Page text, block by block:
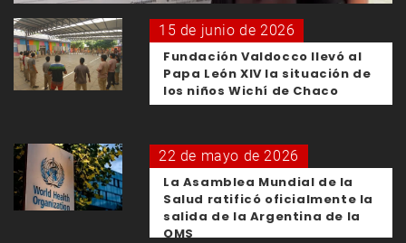
15 de junio de 2026
Fundación Valdocco llevó al
Papa León XIV la situación de
los niños Wichí de Chaco
22 de mayo de 2026
La Asamblea Mundial de la
Salud ratificó oficialmente la
salida de la Argentina de la
OMS